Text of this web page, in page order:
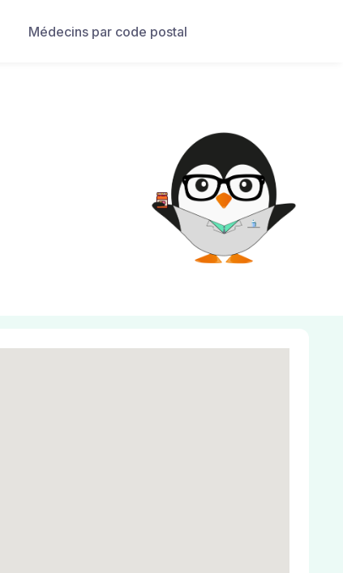
Médecins par code postal